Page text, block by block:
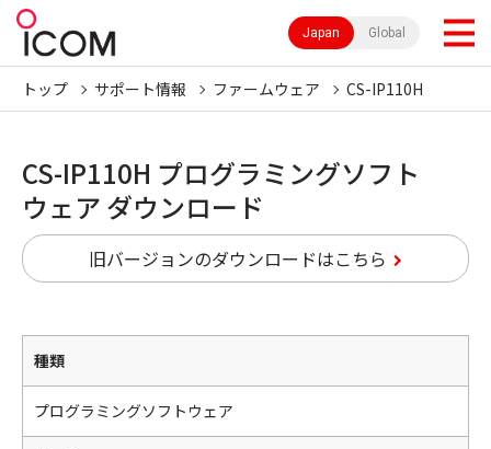
Japan Global
トップ サポート情報 ファームウェア CS-IP110H
CS-IP110H プログラミングソフト
ウェア ダウンロード
旧バージョンのダウンロードはこちら
種類
プログラミングソフトウェア